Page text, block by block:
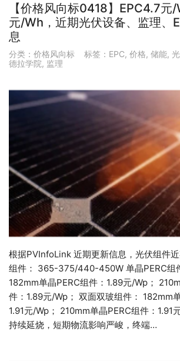
【价格风向标0418】EPC4.7元
元/Wh，近期光伏设备、监理、
息
分类： 价格风向标 标签： EPC, 价格, 储能,
德拉学院, 监理
根据PVInfoLink 近期更新信息，光伏组件
组件： 365-375/440-450W 单晶PERC组
182mm单晶PERC组件：1.89元/Wp；
件：1.89元/Wp； 双面双玻组件： 182mm
1.91元/Wp； 210mm单晶PERC组件：
持续延烧，短期物流影响严峻，终端…